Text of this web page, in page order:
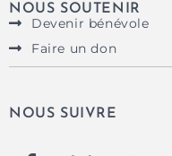
NOUS SOUTENIR
Devenir bénévole
Faire un don
NOUS SUIVRE